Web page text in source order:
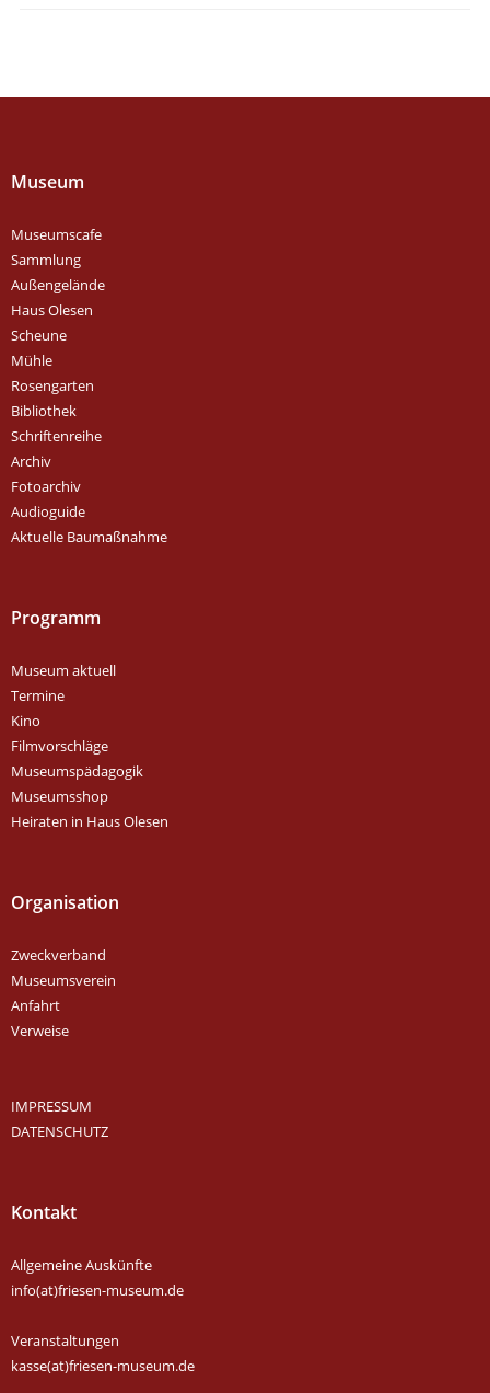
Museum
Museumscafe
Sammlung
Außengelände
Haus Olesen
Scheune
Mühle
Rosengarten
Bibliothek
Schriftenreihe
Archiv
Fotoarchiv
Audioguide
Aktuelle Baumaßnahme
Programm
Museum aktuell
Termine
Kino
Filmvorschläge
Museumspädagogik
Museumsshop
Heiraten in Haus Olesen
Organisation
Zweckverband
Museumsverein
Anfahrt
Verweise
IMPRESSUM
DATENSCHUTZ
Kontakt
Allgemeine Auskünfte
info(at)friesen-museum.de
Veranstaltungen
kasse(at)friesen-museum.de